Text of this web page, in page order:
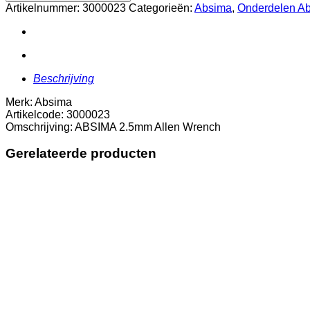
Allen
Wrench
aantal
Artikelnummer: 3000023 Categorieën: Absima, Onderdelen
Beschrijving
Merk: Absima
Artikelcode: 3000023
Omschrijving: ABSIMA 2.5mm Allen Wrench
Gerelateerde producten